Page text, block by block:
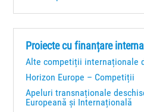
Proiecte cu finanțare
Alte competiții internaționale
Horizon Europe – Competiții
Apeluri transnaționale
Europeană și Internațională